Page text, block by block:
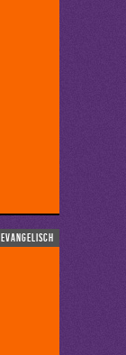
evangelisch